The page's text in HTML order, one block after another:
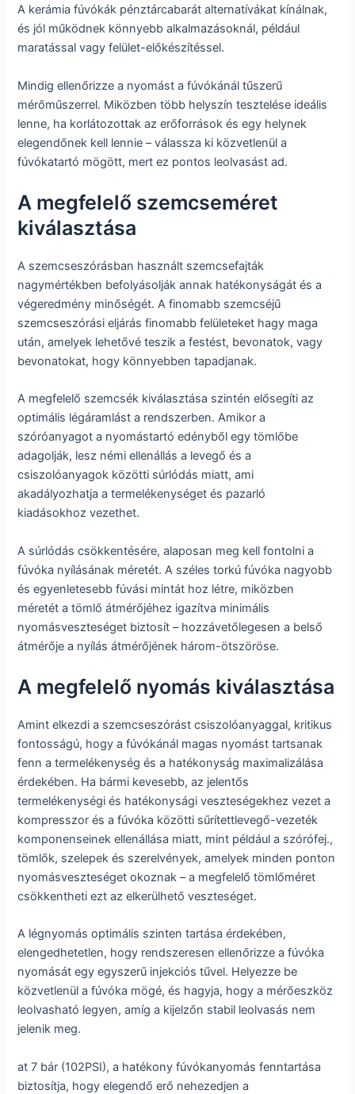
A kerámia fúvókák pénztárcabarát alternatívákat kínálnak,
és jól működnek könnyebb alkalmazásoknál, például
maratással vagy felület-előkészítéssel.
Mindig ellenőrizze a nyomást a fúvókánál tűszerű
mérőműszerrel. Miközben több helyszín tesztelése ideális
lenne, ha korlátozottak az erőforrások és egy helynek
elegendőnek kell lennie – válassza ki közvetlenül a
fúvókatartó mögött, mert ez pontos leolvasást ad.
A megfelelő szemcseméret
kiválasztása
A szemcseszórásban használt szemcsefajták
nagymértékben befolyásolják annak hatékonyságát és a
végeredmény minőségét. A finomabb szemcséjű
szemcseszórási eljárás finomabb felületeket hagy maga
után, amelyek lehetővé teszik a festést, bevonatok, vagy
bevonatokat, hogy könnyebben tapadjanak.
A megfelelő szemcsék kiválasztása szintén elősegíti az
optimális légáramlást a rendszerben. Amikor a
szóróanyagot a nyomástartó edényből egy tömlőbe
adagolják, lesz némi ellenállás a levegő és a
csiszolóanyagok közötti súrlódás miatt, ami
akadályozhatja a termelékenységet és pazarló
kiadásokhoz vezethet.
A súrlódás csökkentésére, alaposan meg kell fontolni a
fúvóka nyílásának méretét. A széles torkú fúvóka nagyobb
és egyenletesebb fúvási mintát hoz létre, miközben
méretét a tömlő átmérőjéhez igazítva minimális
nyomásveszteséget biztosít – hozzávetőlegesen a belső
átmérője a nyílás átmérőjének három-ötszöröse.
A megfelelő nyomás kiválasztása
Amint elkezdi a szemcseszórást csiszolóanyaggal, kritikus
fontosságú, hogy a fúvókánál magas nyomást tartsanak
fenn a termelékenység és a hatékonyság maximalizálása
érdekében. Ha bármi kevesebb, az jelentős
termelékenységi és hatékonysági veszteségekhez vezet a
kompresszor és a fúvóka közötti sűrítettlevegő-vezeték
komponenseinek ellenállása miatt, mint például a szórófej.,
tömlők, szelepek és szerelvények, amelyek minden ponton
nyomásveszteséget okoznak – a megfelelő tömlőméret
csökkentheti ezt az elkerülhető veszteséget.
A légnyomás optimális szinten tartása érdekében,
elengedhetetlen, hogy rendszeresen ellenőrizze a fúvóka
nyomását egy egyszerű injekciós tűvel. Helyezze be
közvetlenül a fúvóka mögé, és hagyja, hogy a mérőeszköz
leolvasható legyen, amíg a kijelzőn stabil leolvasás nem
jelenik meg.
at 7 bár (102PSI), a hatékony fúvókanyomás fenntartása
biztosítja, hogy elegendő erő nehezedjen a